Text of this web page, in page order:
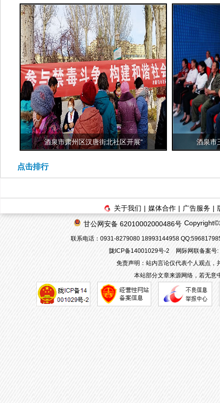
酒泉市肃州区汉唐街北社区开展“ 酒泉市
点击排行
关于我们 | 媒体合作 | 广告服务 |
甘公网安备 62010002000486号
联系电话：0931-8279080 18993144958
陇ICP备14001029号-2
网际网联备案
免责声明：站内言论仅代表个人观点，
本站部分文章来源网络，若无意